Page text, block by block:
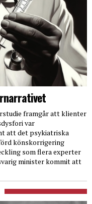
framgår att klienter
var
att det psykiatriska
könskorrigering
som flera experter
minister kommit att